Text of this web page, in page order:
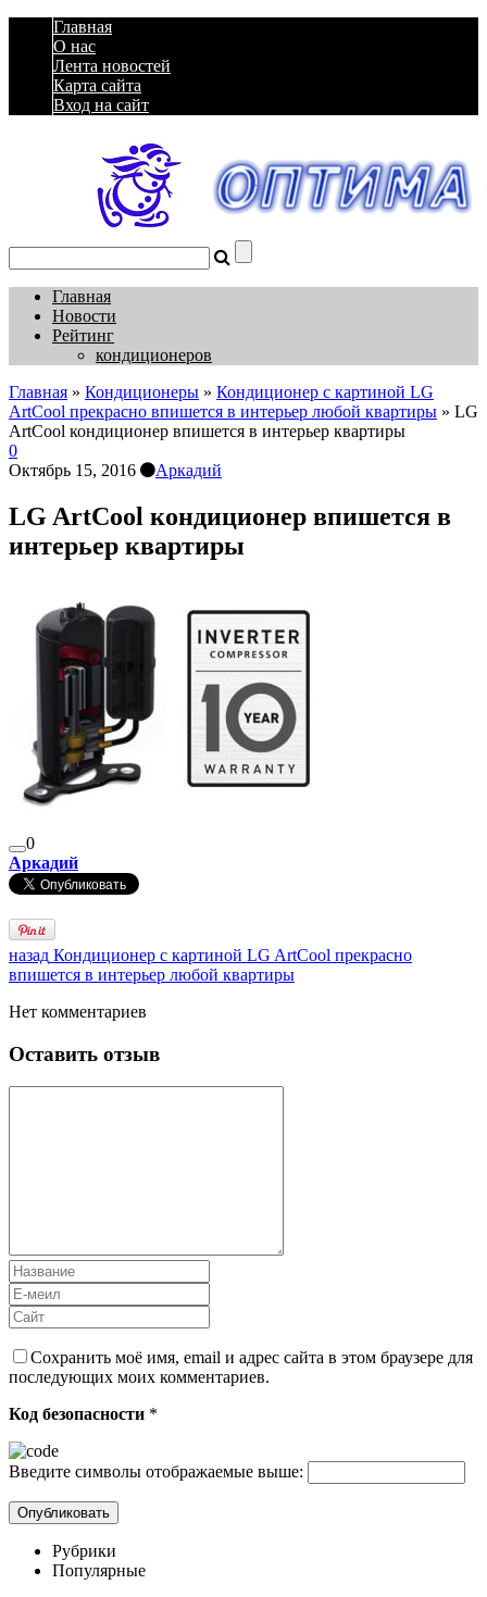
Главная
О нас
Лента новостей
Карта сайта
Вход на сайт
Главная
Новости
Рейтинг
кондиционеров
Главная » Кондиционеры » Кондиционер с картиной LG
ArtCool прекрасно впишется в интерьер любой квартиры » LG
ArtCool кондиционер впишется в интерьер квартиры
0
Октябрь 15, 2016
Аркадий
LG ArtCool кондиционер впишется в
интерьер квартиры
0
Аркадий
назад Кондиционер с картиной LG ArtCool прекрасно
впишется в интерьер любой квартиры
Нет комментариев
Оставить отзыв
Сохранить моё имя, email и адрес сайта в этом браузере для
последующих моих комментариев.
Код безопасности *
Введите символы отображаемые выше:
Рубрики
Популярные